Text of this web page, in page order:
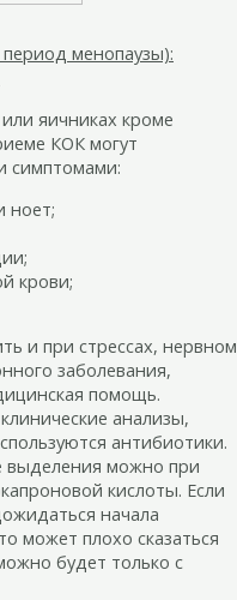
период менопаузы):
яичниках кроме
КОК могут
симптомами:
ноет;
крови;
и при стрессах, нервном
заболевания,
помощь.
анализы,
антибиотики.
выделения можно при
кислоты. Если
начала
может плохо сказаться
будет только с